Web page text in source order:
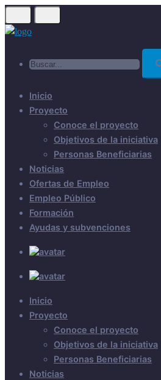
Skip
to
Inicio
Proyecto
Conoce el proyecto
Objetivos de la iniciativa
Personas Beneficiarias
Noticias
Ofertas de Empleo
Empleo Público
Formación
Ayudas y subvenciones
Inicio
Proyecto
Conoce el proyecto
Objetivos de la iniciativa
Personas Beneficiarias
Noticias